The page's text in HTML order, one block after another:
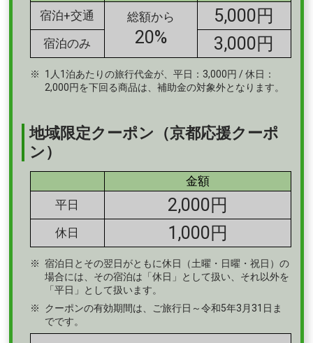
宿泊+交通
総額から
20%
5,000円
宿泊のみ 3,000円
1人1泊あたりの旅行代金が、平日：3,000円 / 休日：
2,000円を下回る商品は、補助金の対象外となります。
地域限定クーポン（京都応援クーポ
ン）
金額
平日
2,000円
休日 1,000円
宿泊日とその翌日がともに休日（土曜・日曜・祝日）の
場合には、その宿泊は「休日」として扱い、それ以外を
「平日」として扱います。
クーポンの有効期間は、ご旅行日～令和5年3月31日ま
でです。